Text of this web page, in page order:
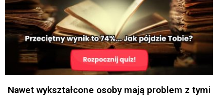
Nawet wykształcone osoby mają problem z tymi